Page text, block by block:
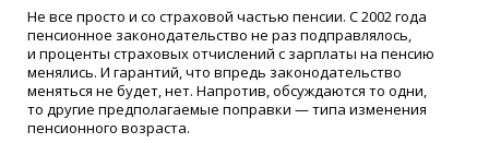
Не все просто и со страховой частью пенсии. С 2002 года
пенсионное законодательство не раз подправлялось,
и проценты страховых отчислений с зарплаты на пенсию
менялись. И гарантий, что впредь законодательство
меняться не будет, нет. Напротив, обсуждаются то одни,
то другие предполагаемые поправки — типа изменения
пенсионного возраста.